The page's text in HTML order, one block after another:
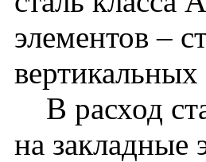
элементов –
В расход
на закладные